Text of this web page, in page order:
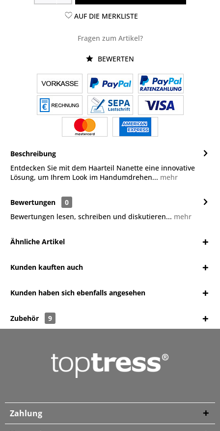
AUF DIE MERKLISTE
Fragen zum Artikel?
BEWERTEN
Beschreibung
Entdecken Sie mit dem Haarteil Nanette eine innovative
Lösung, um Ihrem Look im Handumdrehen... mehr
Bewertungen
0
Bewertungen lesen, schreiben und diskutieren... mehr
Ähnliche Artikel
Kunden kauften auch
Kunden haben sich ebenfalls angesehen
Zubehör 9
Zahlung